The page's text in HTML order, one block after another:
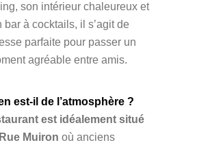
son intérieur chaleureux et
bar à cocktails, il s’agit de
parfaite pour passer un
agréable entre amis.
est-il de l’atmosphère ?
est idéalement situé
Rue Muiron où anciens